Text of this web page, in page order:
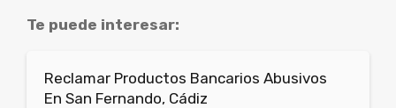
Te puede interesar:
Reclamar Productos Bancarios Abusivos
En San Fernando, Cádiz